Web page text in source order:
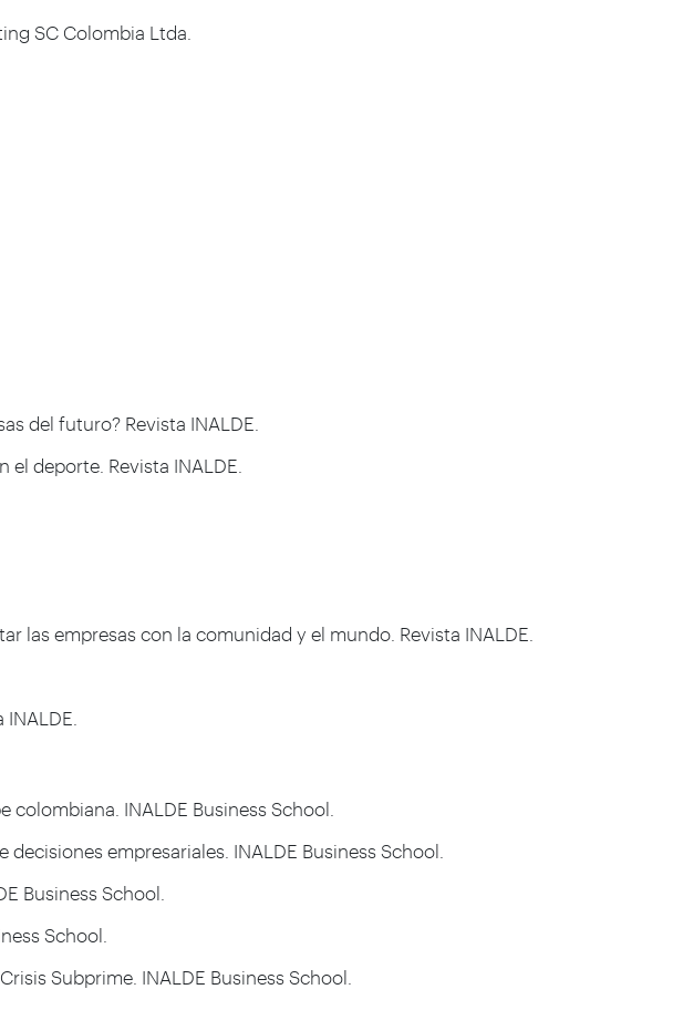
SC Colombia Ltda.
del futuro? Revista INALDE.
deporte. Revista INALDE.
las empresas con la comunidad y el mundo. Revista INALDE.
colombiana. INALDE Business School.
empresariales. INALDE Business School.
Business School.
School.
Subprime. INALDE Business School.